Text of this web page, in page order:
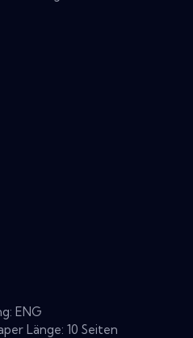
ENG
Länge: 10 Seiten